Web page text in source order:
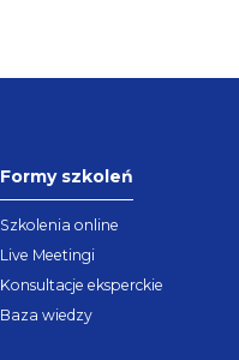
Formy szkoleń
Szkolenia online
Live Meetingi
Konsultacje eksperckie
Baza wiedzy